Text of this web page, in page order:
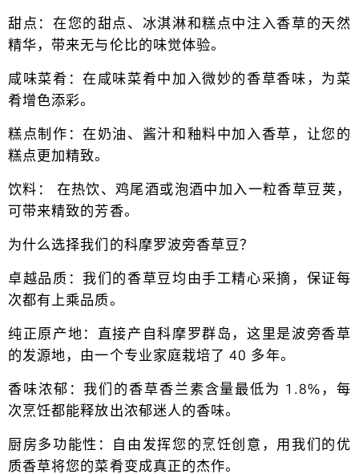
甜点：在您的甜点、冰淇淋和糕点中注入香草的天然
精华，带来无与伦比的味觉体验。
咸味菜肴：在咸味菜肴中加入微妙的香草香味，为菜
肴增色添彩。
糕点制作：在奶油、酱汁和釉料中加入香草，让您的
糕点更加精致。
饮料： 在热饮、鸡尾酒或泡酒中加入一粒香草豆荚，
可带来精致的芳香。
为什么选择我们的科摩罗波旁香草豆？
卓越品质：我们的香草豆均由手工精心采摘，保证每
次都有上乘品质。
纯正原产地：直接产自科摩罗群岛，这里是波旁香草
的发源地，由一个专业家庭栽培了 40 多年。
香味浓郁：我们的香草香兰素含量最低为 1.8%，每
次烹饪都能释放出浓郁迷人的香味。
厨房多功能性：自由发挥您的烹饪创意，用我们的优
质香草将您的菜肴变成真正的杰作。